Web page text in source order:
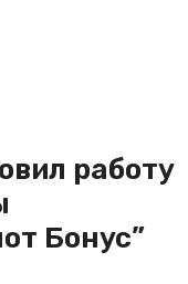
работу
Бонус”